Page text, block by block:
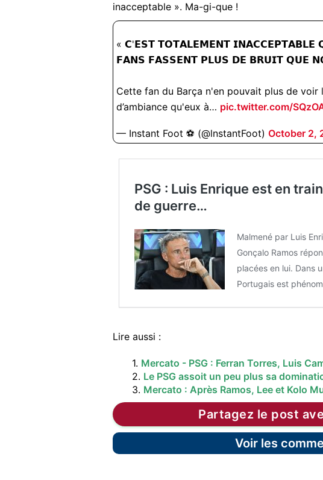
inacceptable ». Ma-gi-que !
« 𝗖'𝗘𝗦𝗧 𝗧𝗢𝗧𝗔𝗟𝗘𝗠𝗘𝗡𝗧 𝗜𝗡𝗔𝗖𝗖𝗘𝗣𝗧𝗔𝗕𝗟𝗘
𝗙𝗔𝗡𝗦 𝗙𝗔𝗦𝗦𝗘𝗡𝗧 𝗣𝗟𝗨𝗦 𝗗𝗘 𝗕𝗥𝗨𝗜𝗧 𝗤𝗨𝗘
Cette fan du Barça n'en pouvait plus de
d’ambiance qu'eux à… pic.twitter.com/
— Instant Foot ⚽️ (@lnstantFoot) October 2,
PSG : Luis Enrique est en
de guerre…
Malmené par Luis
Gonçalo Ramos
placées en lui. Dans
Portugais est
Lire aussi :
1. Mercato - PSG : Ferran Torres, Luis
2. Le PSG assoit un peu plus sa
3. Mercato : Après Ramos, Lee et Kolo
Partagez le post
Voir les